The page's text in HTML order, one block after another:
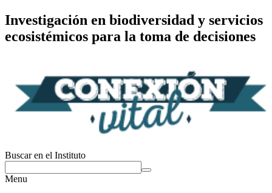
Investigación en biodiversidad y servicios
ecosistémicos para la toma de decisiones
Buscar en el Instituto
Menu